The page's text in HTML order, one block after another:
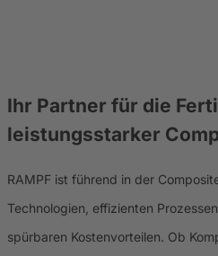
Ihr Partner für die
leistungsstarker
RAMPF ist führend in der
Technologien, effizienten
spürbaren Kostenvorteilen. Ob